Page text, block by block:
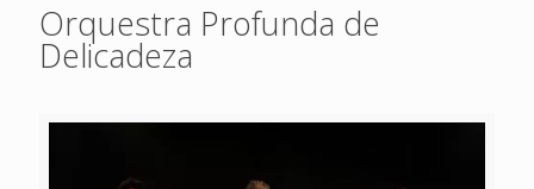
Orquestra Profunda de
Delicadeza